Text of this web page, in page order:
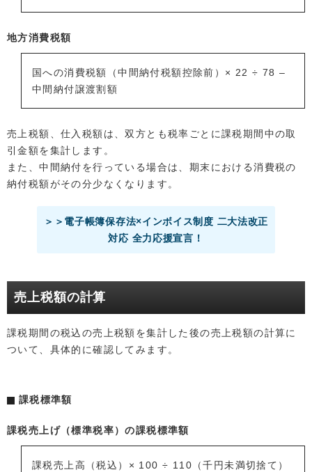
地方消費税額
国への消費税額（中間納付税額控除前）× 22 ÷ 78 –
中間納付譲渡割額
売上税額、仕入税額は、双方とも税率ごとに課税期間中の取
引金額を集計します。
また、中間納付を行っている場合は、期末における消費税の
納付税額がその分少なくなります。
＞＞電子帳簿保存法×インボイス制度 二大法改正
対応 全力応援宣言！
売上税額の計算
課税期間の税込の売上税額を集計した後の売上税額の計算に
ついて、具体的に確認してみます。
課税標準額
課税売上げ（標準税率）の課税標準額
課税売上高（税込）× 100 ÷ 110（千円未満切捨て）